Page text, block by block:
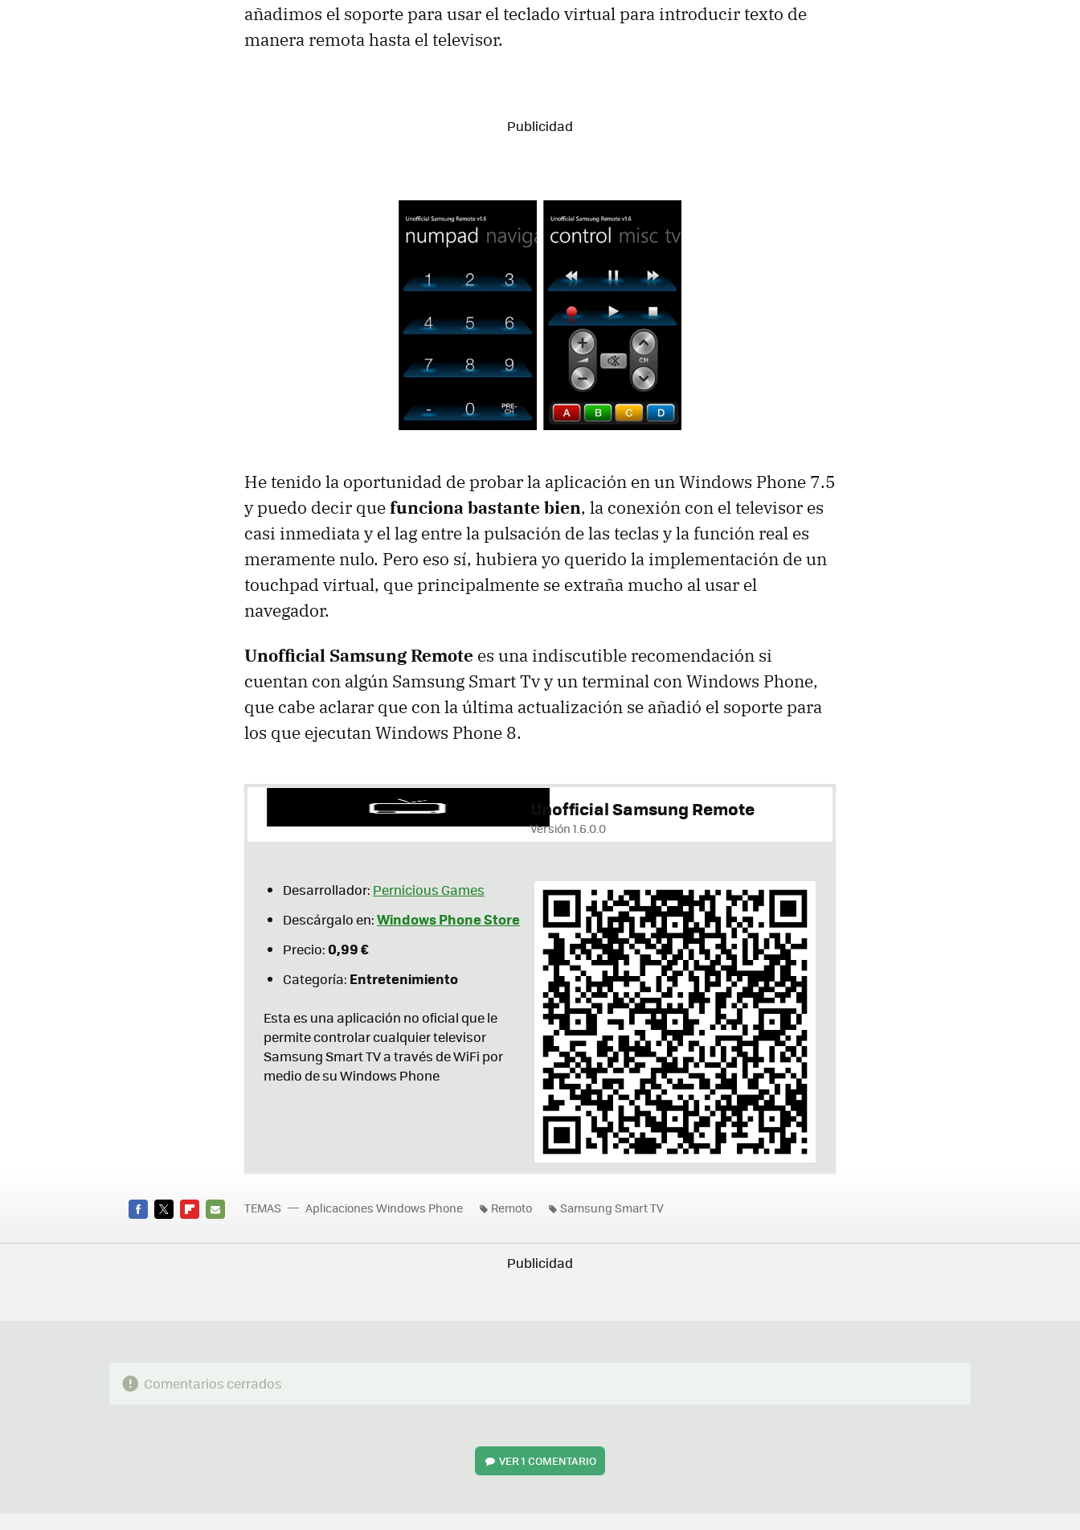
añadimos el soporte para usar el teclado virtual para introducir texto de
manera remota hasta el televisor.
He tenido la oportunidad de probar la aplicación en un Windows Phone 7.5
y puedo decir quefunciona bastante bien, la conexión con el televisor es
casi inmediata y el lag entre la pulsación de las teclas y la función real es
meramente nulo. Pero eso sí, hubiera yo querido la implementación de un
touchpad virtual, que principalmente se extraña mucho al usar el
navegador.
Unofficial Samsung Remote es una indiscutible recomendación si
cuentan con algún Samsung Smart Tv y un terminal con Windows Phone,
que cabe aclarar que con la última actualización se añadió el soporte para
los que ejecutan Windows Phone 8.
Unofficial Samsung Remote
Versión 1.6.0.0
Desarrollador: Pernicious Games
Descárgalo en:Windows Phone Store
Precio:0,99 €
Categoría: Entretenimiento
Esta es una aplicación no oficial que le
permite controlar cualquier televisor
Samsung Smart TV a través de WiFi por
medio de su Windows Phone
MAIL
TEMAS Aplicaciones Windows Phone Remoto Samsung Smart TV
Comentarios cerrados
VER1 COMENTARIO